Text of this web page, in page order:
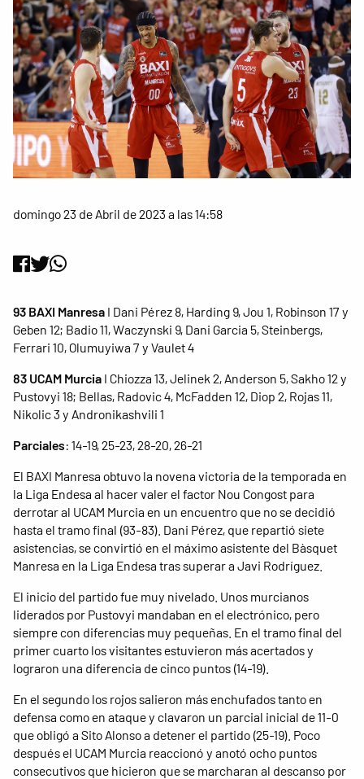
domingo 23 de Abril de 2023 a las 14:58
93 BAXI Manresa I Dani Pérez 8, Harding 9, Jou 1, Robinson 17 y
Geben 12; Badio 11, Waczynski 9, Dani Garcia 5, Steinbergs,
Ferrari 10, Olumuyiwa 7 y Vaulet 4
83 UCAM Murcia I Chiozza 13, Jelinek 2, Anderson 5, Sakho 12 y
Pustovyi 18; Bellas, Radovic 4, McFadden 12, Diop 2, Rojas 11,
Nikolic 3 y Andronikashvili 1
Parciales: 14-19, 25-23, 28-20, 26-21
El BAXI Manresa obtuvo la novena victoria de la temporada en
la Liga Endesa al hacer valer el factor Nou Congost para
derrotar al UCAM Murcia en un encuentro que no se decidió
hasta el tramo final (93-83). Dani Pérez, que repartió siete
asistencias, se convirtió en el máximo asistente del Bàsquet
Manresa en la Liga Endesa tras superar a Javi Rodríguez.
El inicio del partido fue muy nivelado. Unos murcianos
liderados por Pustovyi mandaban en el electrónico, pero
siempre con diferencias muy pequeñas. En el tramo final del
primer cuarto los visitantes estuvieron más acertados y
lograron una diferencia de cinco puntos (14-19).
En el segundo los rojos salieron más enchufados tanto en
defensa como en ataque y clavaron un parcial inicial de 11-0
que obligó a Sito Alonso a detener el partido (25-19). Poco
después el UCAM Murcia reaccionó y anotó ocho puntos
consecutivos que hicieron que se marcharan al descanso por